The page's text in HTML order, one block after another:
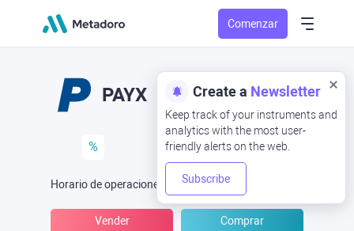
Comenzar
Create a Newsletter
Keep track of your instruments and
analytics with the most user-
friendly alerts on the web.
Subscribe
PAYX
%
Horario de operaciones (UTC) -Abrir ahora
Vender Comprar